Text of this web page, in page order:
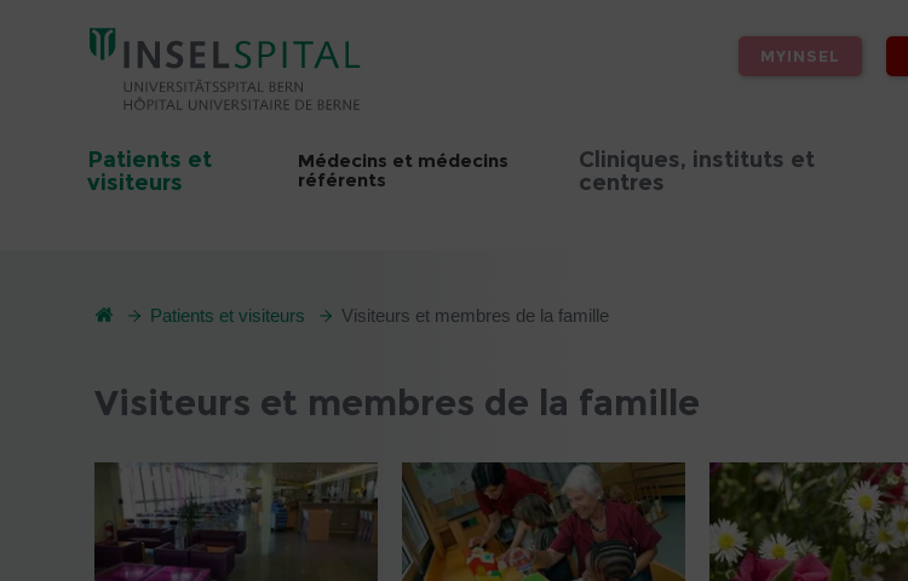
MYINSEL
Patients et
visiteurs
Médecins et médecins
référents
Cliniques, instituts et
centres
Patients et visiteurs Visiteurs et membres de la famille
Visiteurs et membres de la famille